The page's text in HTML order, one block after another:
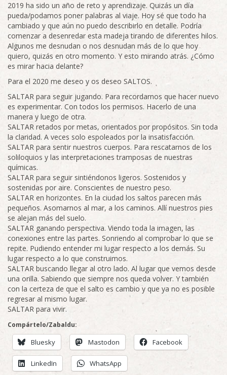
2019 ha sido un año de reto y aprendizaje. Quizás un día
pueda/podamos poner palabras al viaje. Hoy sé que todo ha
cambiado y que aún no puedo describirlo en detalle. Podría
comenzar a desenredar esta madeja tirando de diferentes hilos.
Algunos me desnudan o nos desnudan más de lo que hoy
quiero, quizás en otro momento. Y esto mirando atrás. ¿Cómo
es mirar hacia delante?
Para el 2020 me deseo y os deseo SALTOS.
SALTAR para seguir jugando. Para recordarnos que hacer nuevo
es experimentar. Con todos los permisos. Hacerlo de una
manera y luego de otra.
SALTAR retados por metas, orientados por propósitos. Sin toda
la claridad. A veces solo espoleados por la insatisfacción.
SALTAR para sentir nuestros cuerpos. Para rescatarnos de los
soliloquios y las interpretaciones tramposas de nuestras
químicas.
SALTAR para seguir sintiéndonos ligeros. Sostenidos y
sostenidas por aire. Conscientes de nuestro peso.
SALTAR en horizontes. En la ciudad los saltos parecen más
pequeños. Asomarnos al mar, a los caminos. Allí nuestros pies
se alejan más del suelo.
SALTAR ganando perspectiva. Viendo toda la imagen, las
conexiones entre las partes. Sonriendo al comprobar lo que se
repite. Pudiendo entender mi lugar respecto a los demás. Su
lugar respecto a lo que construimos.
SALTAR buscando llegar al otro lado. Al lugar que vemos desde
una orilla. Sabiendo que siempre nos queda volver. Y también
con la certeza de que el salto es cambio y que ya no es posible
regresar al mismo lugar.
SALTAR para vivir.
Compártelo/Zabaldu:
Bluesky Mastodon Facebook
LinkedIn WhatsApp